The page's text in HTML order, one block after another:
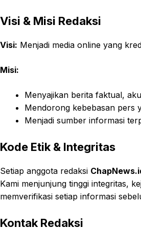
Visi & Misi Redaksi
Visi: Menjadi media online yang
Misi:
Menyajikan berita faktual,
Mendorong kebebasan pers
Menjadi sumber informasi
Kode Etik & Integritas
Setiap anggota redaksi
Kami menjunjung tinggi integritas,
memverifikasi setiap informasi
Kontak Redaksi